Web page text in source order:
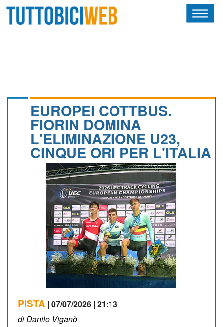
CALENDARIO
NEWSLETTER
EUROPEI COTTBUS.
FIORIN DOMINA
L'ELIMINAZIONE U23,
CINQUE ORI PER L'ITALIA
PISTA | 07/07/2026 | 21:13
di Danilo Viganò